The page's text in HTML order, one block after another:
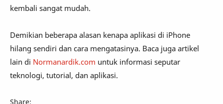
kembali sangat mudah.
Demikian beberapa alasan kenapa aplikasi di iPhone
hilang sendiri dan cara mengatasinya. Baca juga artikel
lain di Normanardik.com untuk informasi seputar
teknologi, tutorial, dan aplikasi.